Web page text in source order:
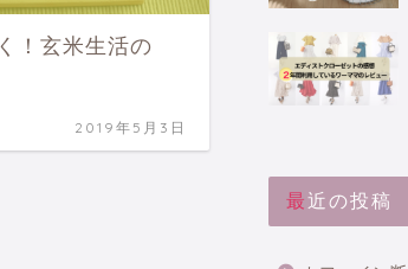
！玄米生活の
2019年5月3日
最近の投稿